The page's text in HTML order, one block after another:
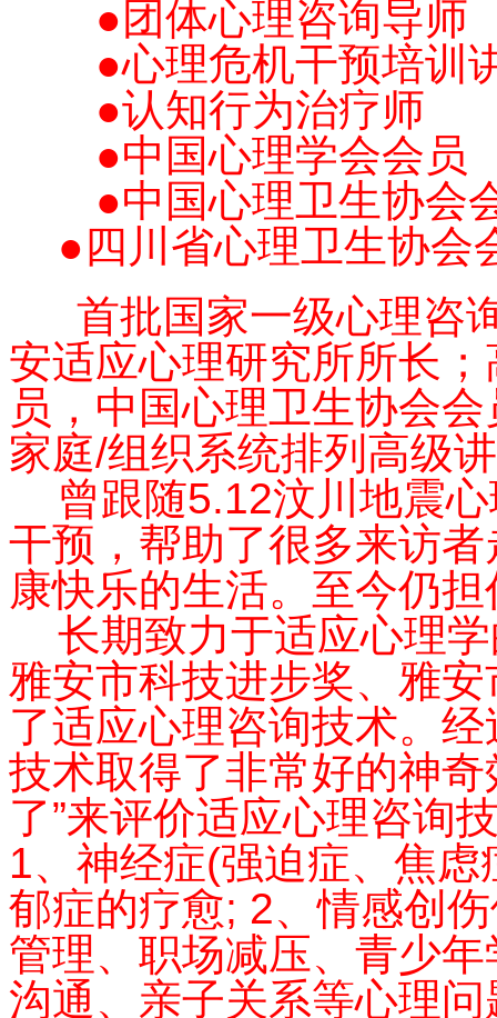
●团体心理咨询导师
●心理危机干预培训
●认知行为治疗师
●中国心理学会会员
●中国心理卫生协会
● 四川省心理卫生协会
首批国家一级心理咨
安适应心理研究所所长
员，中国心理卫生协会
家庭/组织系统排列高级
曾跟随5.12汶川地震心
干预，帮助了很多来访
康快乐的生活。至今仍
长期致力于适应心理学
雅安市科技进步奖、雅
了适应心理咨询技术。
技术取得了非常好的神
了”来评价适应心理咨询
1、神经症(强迫症、焦
郁症的疗愈; 2、情感创
管理、职场减压、青少
沟通、亲子关系等心理